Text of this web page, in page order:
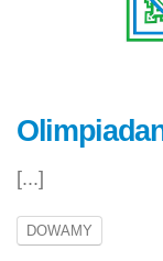
[...]
DOWAMY